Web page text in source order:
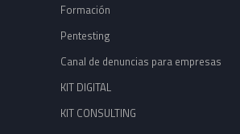
Formación
Pentesting
Canal de denuncias para empresas
KIT DIGITAL
KIT CONSULTING